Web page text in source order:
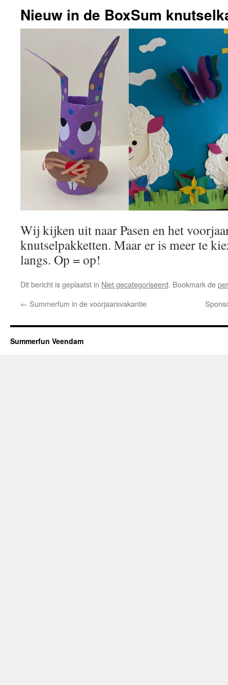
Nieuw in de BoxSum
Wij kijken uit naar Pasen en het
knutselpakketten. Maar er is meer te
langs. Op = op!
Dit bericht is geplaatst in Niet gecategoriseerd. Bookmark de
← Summerfum in de voorjaarsvakantie
Summerfun Veendam